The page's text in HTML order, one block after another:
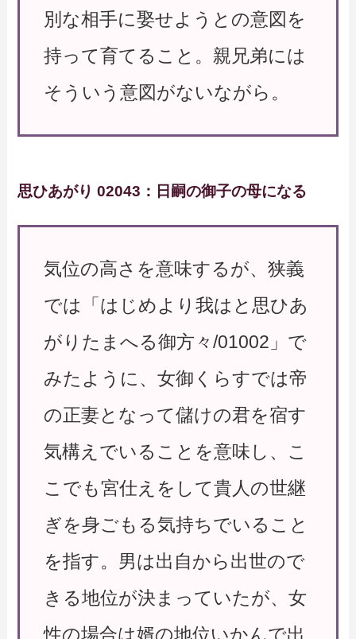
別な相手に娶せようとの意図を
持って育てること。親兄弟には
そういう意図がないながら。
思ひあがり 02043：日嗣の御子の母になる
気位の高さを意味するが、狭義
では「はじめより我はと思ひあ
がりたまへる御方々/01002」で
みたように、女御くらすでは帝
の正妻となって儲けの君を宿す
気構えでいることを意味し、こ
こでも宮仕えをして貴人の世継
ぎを身ごもる気持ちでいること
を指す。男は出自から出世ので
きる地位が決まっていたが、女
性の場合は婿の地位いかんで出